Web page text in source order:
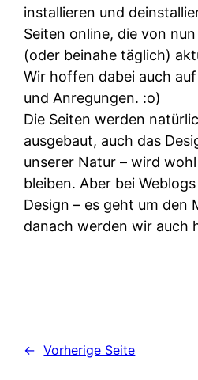
installieren und
Seiten online, die von
(oder beinahe täglich)
Wir hoffen dabei auch
und Anregungen. :o)
Die Seiten werden
ausgebaut, auch das
unserer Natur – wird
bleiben. Aber bei
Design – es geht um den
danach werden wir auch
← Vorherige Seite